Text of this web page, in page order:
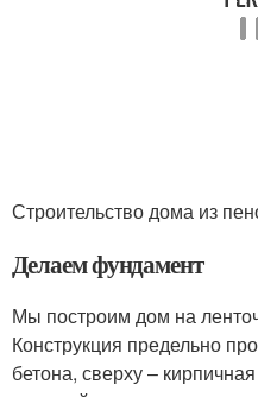
Строительство дома из
Делаем фундамент
Мы построим дом на
Конструкция предельно
бетона, сверху –